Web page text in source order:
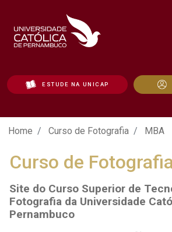
ESTUDE NA UNICAP
Curso de Fotografia | MBA
Home Curso de Fotografia MBA
Curso de
Site do Curso Superior de
Fotografia da Universidade
Pernambuco